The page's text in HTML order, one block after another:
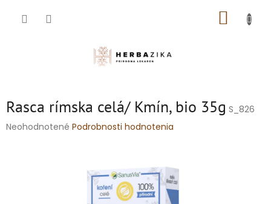
Rasca rímska celá/ Kmín, bio 35g S_826
Priemerné
Neohodnotené Podrobnosti hodnotenia